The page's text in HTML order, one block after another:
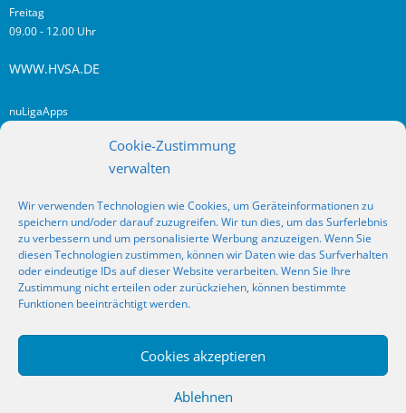
Cookie-Zustimmung
verwalten
Wir verwenden Technologien wie Cookies, um Geräteinformationen zu
speichern und/oder darauf zuzugreifen. Wir tun dies, um das Surferlebnis
zu verbessern und um personalisierte Werbung anzuzeigen. Wenn Sie
diesen Technologien zustimmen, können wir Daten wie das Surfverhalten
oder eindeutige IDs auf dieser Website verarbeiten. Wenn Sie Ihre
Zustimmung nicht erteilen oder zurückziehen, können bestimmte
Funktionen beeinträchtigt werden.
Cookies akzeptieren
Ablehnen
Freitag
09.00 - 12.00 Uhr
WWW.HVSA.DE
nuLigaApps
RSS
Fragen? Kontakt!
SOCIAL MEDIA